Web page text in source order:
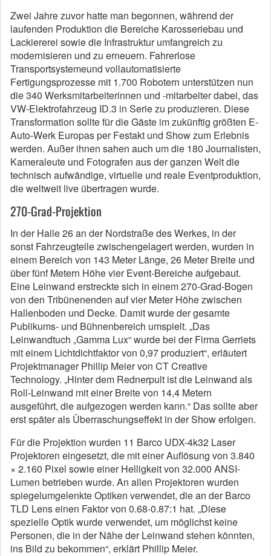
Zwei Jahre zuvor hatte man begonnen, während der
laufenden Produktion die Bereiche Karosseriebau und
Lackiererei sowie die Infrastruktur umfangreich zu
modernisieren und zu erneuern. Fahrerlose
Transportsystemeund vollautomatisierte
Fertigungsprozesse mit 1.700 Robotern unterstützen nun
die 340 Werksmitarbeiterinnen und -mitarbeiter dabei, das
VW-Elektrofahrzeug ID.3 in Serie zu produzieren. Diese
Transformation sollte für die Gäste im zukünftig größten E-
Auto-Werk Europas per Festakt und Show zum Erlebnis
werden. Außer ihnen sahen auch um die 180 Journalisten,
Kameraleute und Fotografen aus der ganzen Welt die
technisch aufwändige, virtuelle und reale Eventproduktion,
die weltweit live übertragen wurde.
270-Grad-Projektion
In der Halle 26 an der Nordstraße des Werkes, in der
sonst Fahrzeugteile zwischengelagert werden, wurden in
einem Bereich von 143 Meter Länge, 26 Meter Breite und
über fünf Metern Höhe vier Event-Bereiche aufgebaut.
Eine Leinwand erstreckte sich in einem 270-Grad-Bogen
von den Tribünenenden auf vier Meter Höhe zwischen
Hallenboden und Decke. Damit wurde der gesamte
Publikums- und Bühnenbereich umspielt. „Das
Leinwandtuch „Gamma Lux“ wurde bei der Firma Gerriets
mit einem Lichtdichtfaktor von 0,97 produziert“, erläutert
Projektmanager Phillip Meier von CT Creative
Technology. „Hinter dem Rednerpult ist die Leinwand als
Roll-Leinwand mit einer Breite von 14,4 Metern
ausgeführt, die aufgezogen werden kann.“ Das sollte aber
erst später als Überraschungseffekt in der Show erfolgen.
Für die Projektion wurden 11 Barco UDX-4k32 Laser
Projektoren eingesetzt, die mit einer Auflösung von 3.840
× 2.160 Pixel sowie einer Helligkeit von 32.000 ANSI-
Lumen betrieben wurde. An allen Projektoren wurden
spiegelumgelenkte Optiken verwendet, die an der Barco
TLD Lens einen Faktor von 0.68-0.87:1 hat. „Diese
spezielle Optik wurde verwendet, um möglichst keine
Personen, die in der Nähe der Leinwand stehen könnten,
ins Bild zu bekommen“, erklärt Phillip Meier.